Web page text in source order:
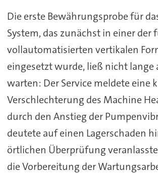
Die erste Bewährungsprobe für
System, das zunächst in einer der
vollautomatisierten vertikalen
eingesetzt wurde, ließ nicht lange
warten: Der Service meldete eine
Verschlechterung des Machine
durch den Anstieg der
deutete auf einen Lagerschaden
örtlichen Überprüfung
die Vorbereitung der